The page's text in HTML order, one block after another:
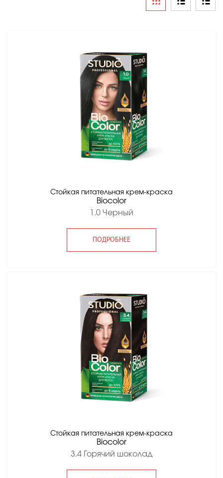
Стойкая питательная крем-краска
Вiocolor
1.0 Черный
ПОДРОБНЕЕ
Стойкая питательная крем-краска
Вiocolor
3.4 Горячий шоколад